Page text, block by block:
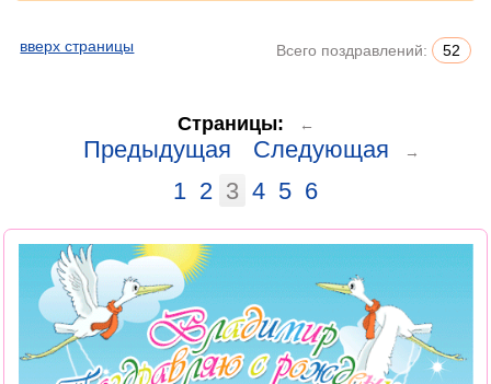
вверх страницы Всего поздравлений: 52
Страницы: ←
Предыдущая Следующая →
1 2 3 4 5 6